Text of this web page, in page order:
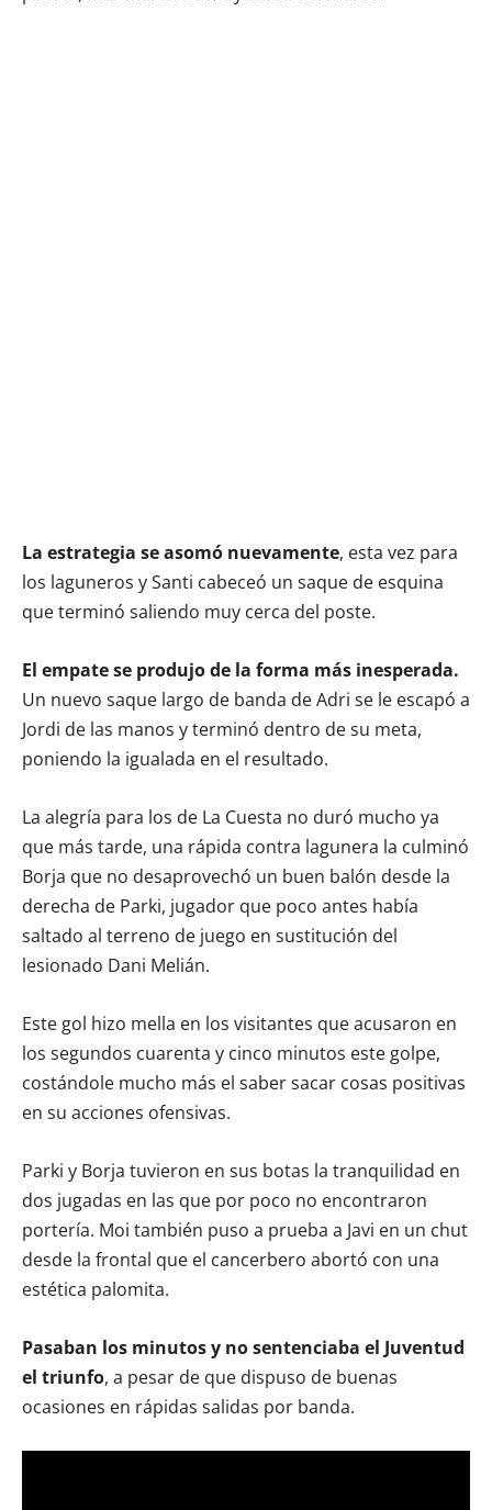
La estrategia se asomó nuevamente, esta vez para
los laguneros y Santi cabeceó un saque de esquina
que terminó saliendo muy cerca del poste.
El empate se produjo de la forma más inesperada.
Un nuevo saque largo de banda de Adri se le escapó a
Jordi de las manos y terminó dentro de su meta,
poniendo la igualada en el resultado.
La alegría para los de La Cuesta no duró mucho ya
que más tarde, una rápida contra lagunera la culminó
Borja que no desaprovechó un buen balón desde la
derecha de Parki, jugador que poco antes había
saltado al terreno de juego en sustitución del
lesionado Dani Melián.
Este gol hizo mella en los visitantes que acusaron en
los segundos cuarenta y cinco minutos este golpe,
costándole mucho más el saber sacar cosas positivas
en su acciones ofensivas.
Parki y Borja tuvieron en sus botas la tranquilidad en
dos jugadas en las que por poco no encontraron
portería. Moi también puso a prueba a Javi en un chut
desde la frontal que el cancerbero abortó con una
estética palomita.
Pasaban los minutos y no sentenciaba el Juventud
el triunfo, a pesar de que dispuso de buenas
ocasiones en rápidas salidas por banda.